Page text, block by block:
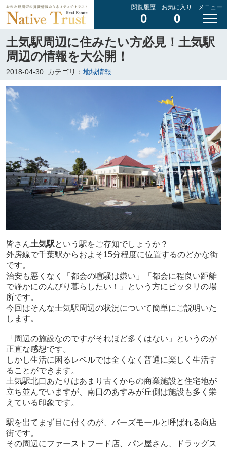
閲覧履歴
0
お気に入り
0
メニュー
土気駅周辺に住みたい方必見！土気駅
周辺の情報を大公開！
2018-04-30 カテゴリ： 地域情報
皆さん土気駅という駅をご存知でしょうか？
外房線で千葉駅からおよそ15分程度に位置するのどかな街
です。
治安も悪くなく
「都会の喧騒は嫌い」「都会に程良い距離
で静かにのんびり暮らしたい！」という方にピッタリの場
所です。
今回はそんな士気駅周辺の状況について簡単にご説明いた
します。
「周辺の施設なのですがそれほど多くはない」というのが
正直な感想です。
しかし生活に困るレベルでは全くなく普通に楽しく生活す
ることができます。
土気駅北口あたりはあまり古くからの商業施設と住宅地が
立ち並んでいますが、南口のあすみが丘側は施設も多く栄
えている印象です。
駅を出てまず目に付くのが、バーズモールと呼ばれる商店
街です。
その周辺にファーストフード店、パン屋さん、ドラッグス